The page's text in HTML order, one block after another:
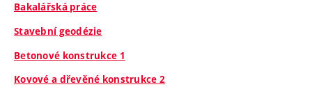
Bakalářská práce
Stavební geodézie
Betonové konstrukce 1
Kovové a dřevěné konstrukce 2